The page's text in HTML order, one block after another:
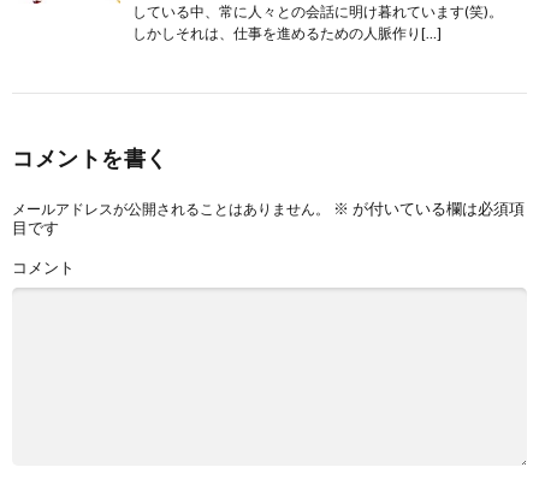
している中、常に人々との会話に明け暮れています(笑)。
しかしそれは、仕事を進めるための人脈作り[…]
コメントを書く
メールアドレスが公開されることはありません。 ※ が付いている欄は必須項
目です
コメント